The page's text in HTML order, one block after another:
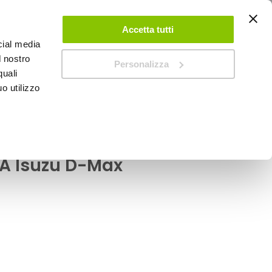
media
nostro
utilizzo
Accetta tutti
Personalizza
ACCEDI CREA UN ACCOUNT CONTATTACI
Isuzu D-Max